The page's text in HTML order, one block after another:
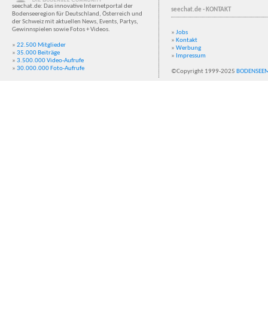
seechat.de: Das innovative Internetportal der
Bodenseeregion für Deutschland, Österreich und
der Schweiz mit aktuellen News, Events, Partys,
Gewinnspielen sowie Fotos + Videos.
» 22.500 Mitglieder
» 35.000 Beiträge
» 3.500.000 Video-Aufrufe
» 30.000.000 Foto-Aufrufe
seechat.de - KONTAKT
» Jobs
» Kontakt
» Werbung
» Impressum
©Copyright 1999-2025